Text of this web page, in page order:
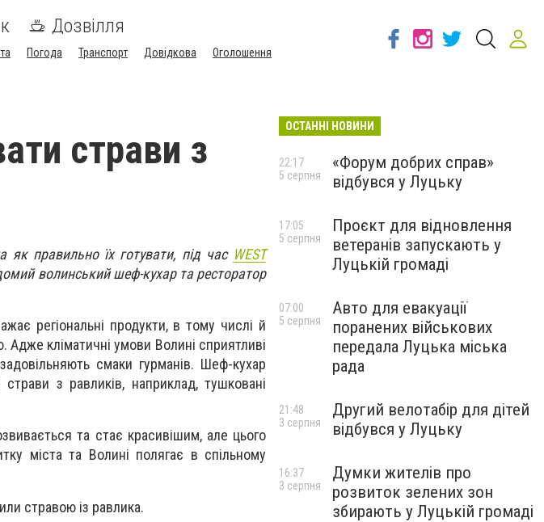
Дозвілля
Погода Транспорт Довідкова Оголошення
страви з
як правильно їх готувати, під час WEST
волинський шеф-кухар та ресторатор
регіональні продукти, в тому числі й
кліматичні умови Волині сприятливі
смаки гурманів. Шеф-кухар
з равликів, наприклад, тушковані
та стає красивішим, але цього
міста та Волині полягає в спільному
стравою із равлика.
ОСТАННІ НОВИНИ
«Форум добрих справ»
відбувся у Луцьку
22:17
5 серпня
Проєкт для відновлення
ветеранів запускають у
Луцькій громаді
17:05
5 серпня
Авто для евакуації
поранених військових
передала Луцька міська
рада
07:00
5 серпня
Другий велотабір для дітей
відбувся у Луцьку
21:48
3 серпня
Думки жителів про
розвиток зелених зон
збирають у Луцькій громаді
16:37
3 серпня